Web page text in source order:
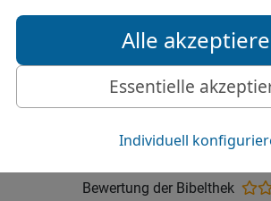
würde
Elberfelder
Bewertung der Bibelthek